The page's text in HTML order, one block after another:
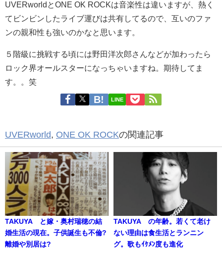
UVERworldとONE OK ROCKは音楽性は違いますが、熱く
てビンビンしたライブ運びは共有してるので、互いのファ
ンの親和性も強いのかなと思います。
５階級に挑戦する頃には野田洋次郎さんなどが加わったら
ロック界オールスターになっちゃいますね。期待してま
す。。笑
LINE
UVERworld, ONE OK ROCKの関連記事
TAKUYA∞と嫁・奥村瑞穂の結
婚生活の現在。子供誕生も不倫?
離婚や別居は?
TAKUYA∞の年齢。若くて老け
ない理由は食生活とランニン
グ。歌もｲｹﾒﾝ度も進化